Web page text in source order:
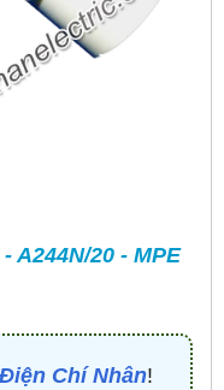
A244N/20 - MPE
Chí Nhân!